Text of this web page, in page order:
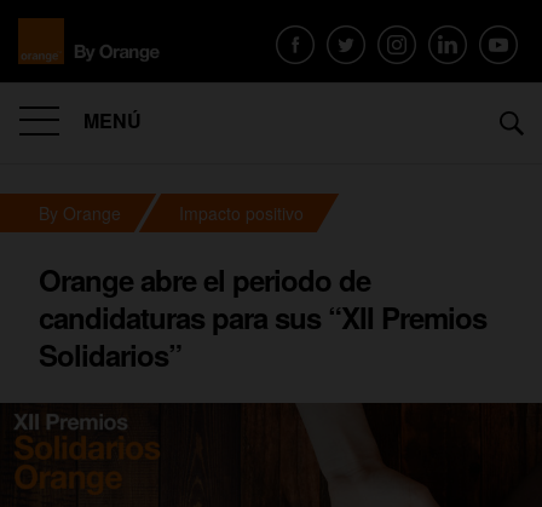
MENÚ
By Orange Impacto positivo
Orange abre el periodo de
candidaturas para sus “XII Premios
Solidarios”